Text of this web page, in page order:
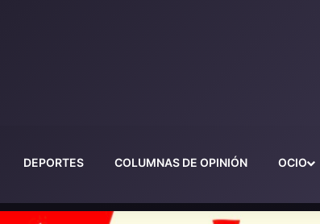
DEPORTES COLUMNAS DE OPINIÓN OCIO